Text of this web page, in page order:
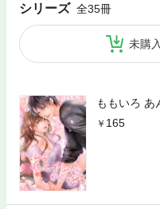
シリーズ 全35冊
未購
ももいろ あ
165